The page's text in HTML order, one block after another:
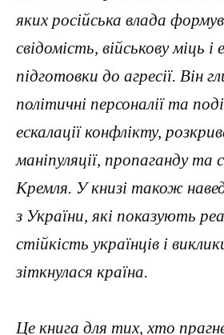
яких російська влада
свідомість, військову міць і
підготовки до агресії. Він
політичні персоналії та
ескалації конфлікту,
маніпуляції, пропаганду та
Кремля. У книзі також
з України, які показують
стійкість українців і
зіткнулася країна.
Це книга для тих, хто